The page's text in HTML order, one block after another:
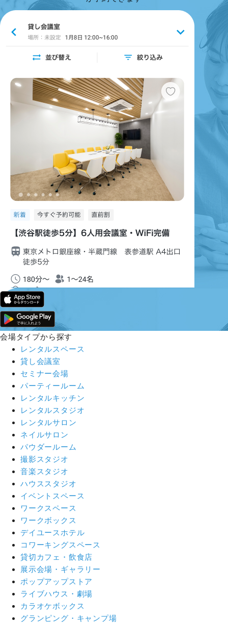
会場タイプから探す
レンタルスペース
貸し会議室
セミナー会場
パーティールーム
レンタルキッチン
レンタルスタジオ
レンタルサロン
ネイルサロン
パウダールーム
撮影スタジオ
音楽スタジオ
ハウススタジオ
イベントスペース
ワークスペース
ワークボックス
デイユースホテル
コワーキングスペース
貸切カフェ・飲食店
展示会場・ギャラリー
ポップアップストア
ライブハウス・劇場
カラオケボックス
グランピング・キャンプ場